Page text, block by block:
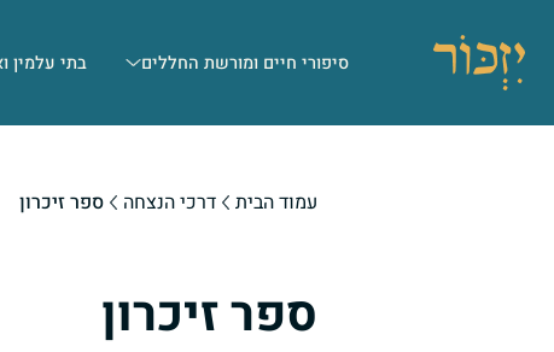
סיפורי חיים ומורשת החללים בתי עלמין
עמוד הבית דרכי הנצחה ספר זיכרון
ספר זיכרון